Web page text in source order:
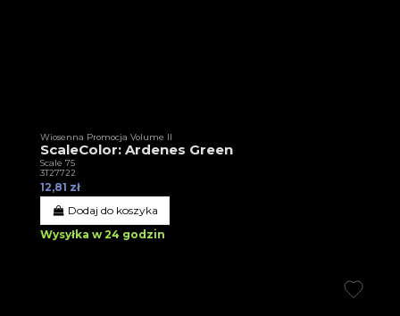
Wiosenna Promocja Volume II
ScaleColor: Ardenes Green
Scale 75
3T27722
12,81 zł
Dodaj do koszyka
Wysyłka w 24 godzin